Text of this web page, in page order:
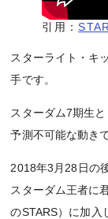
引用：
スターライト・キ
手です。
スターダム7期生
予測不可能な動き
2018年3月28日の
スターダム王者に
のSTARS）に加入